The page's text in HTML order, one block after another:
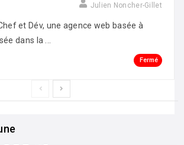
Julien Noncher-Gillet
et Dév, une agence web basée à
dans la ...
Fermé